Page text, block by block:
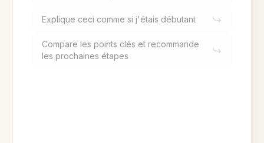
Explique ceci comme si j'étais débutant
Compare les points clés et recommande
les prochaines étapes